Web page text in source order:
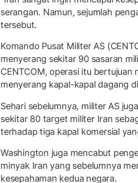
serangan. Namun, sejumlah
tersebut.
Komando Pusat Militer AS
menyerang sekitar 90 sasaran
CENTCOM, operasi itu bertujuan
menyerang kapal-kapal dagang
Sehari sebelumnya, militer AS
sekitar 80 target militer Iran
terhadap tiga kapal komersial
Washington juga mencabut
minyak Iran yang sebelumnya
kesepahaman kedua negara.